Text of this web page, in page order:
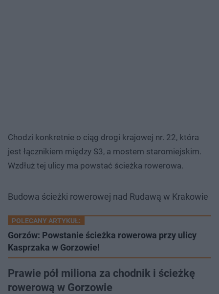
Chodzi konkretnie o ciąg drogi krajowej nr. 22, która
jest łącznikiem między S3, a mostem staromiejskim.
Wzdłuż tej ulicy ma powstać ścieżka rowerowa.
Budowa ścieżki rowerowej nad Rudawą w Krakowie
POLECANY ARTYKUŁ:
Gorzów: Powstanie ścieżka rowerowa przy ulicy
Kasprzaka w Gorzowie!
Prawie pół miliona za chodnik i ścieżkę
rowerową w Gorzowie